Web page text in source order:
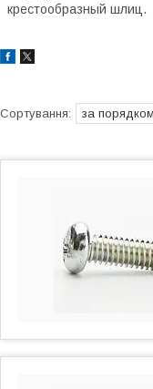
крестообразный шлиц.